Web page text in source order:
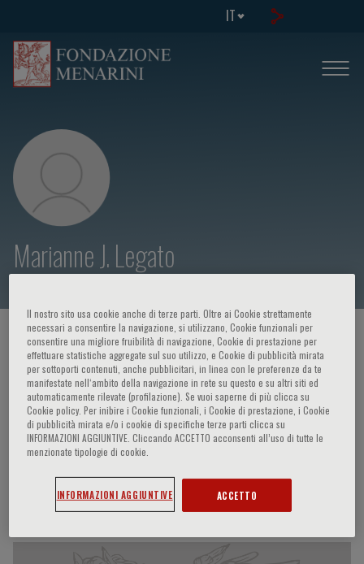
IT
Marianne J. Legato
HOME PAGE / CORSI ED EVENTI / RELATORE
Marianne J. Legato
Partecipazioni del relatore
Il nostro sito usa cookie anche di terze parti. Oltre ai Cookie strettamente
necessari a consentire la navigazione, si utilizzano, Cookie funzionali per
consentire una migliore fruibilità di navigazione, Cookie di prestazione per
effettuare statistiche aggregate sul suo utilizzo, e Cookie di pubblicità mirata
per sottoporti contenuti, anche pubblicitari, in linea con le preferenze da te
manifestate nell‘ambito della navigazione in rete su questo e su altri siti ed
automaticamente rilevate (profilazione). Se vuoi saperne di più clicca su
Cookie policy. Per inibire i Cookie funzionali, i Cookie di prestazione, i Cookie
di pubblicità mirata e/o i cookie di specifiche terze parti clicca su
INFORMAZIONI AGGIUNTIVE. Cliccando ACCETTO acconsenti all’uso di tutte le
menzionate tipologie di cookie.
INFORMAZIONI AGGIUNTIVE ACCETTO